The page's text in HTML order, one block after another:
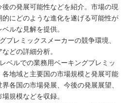
の発展可能性などを紹介。市場の現
にどのような進化を遂げる可能性が
ルな見解を提供。
プレミックスメーカーの競争環境、
どの詳細分析。
ベルでの業務用ベーキングプレミッ
地域と主要国の市場規模と発展可能
各国の市場発展、今後の発展展望、
規模などを収録。